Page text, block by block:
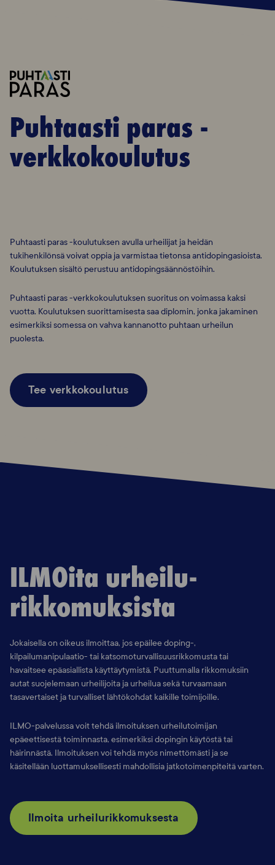
Puhtaasti paras -
verkkokoulutus
Puhtaasti paras -koulutuksen avulla urheilijat ja heidän
tukihenkilönsä voivat oppia ja varmistaa tietonsa antidopingasioista.
Koulutuksen sisältö perustuu antidopingsäännöstöihin.
Puhtaasti paras -verkkokoulutuksen suoritus on voimassa kaksi
vuotta. Koulutuksen suorittamisesta saa diplomin, jonka jakaminen
esimerkiksi somessa on vahva kannanotto puhtaan urheilun
puolesta.
Tee verkkokoulutus
ILMOita urheilu-
rikkomuksista
Jokaisella on oikeus ilmoittaa, jos epäilee doping-,
kilpailumanipulaatio- tai katsomoturvallisuusrikkomusta tai
havaitsee epäasiallista käyttäytymistä. Puuttumalla rikkomuksiin
autat suojelemaan urheilijoita ja urheilua sekä turvaamaan
tasavertaiset ja turvalliset lähtökohdat kaikille toimijoille.
ILMO-palvelussa voit tehdä ilmoituksen urheilutoimijan
epäeettisestä toiminnasta, esimerkiksi dopingin käytöstä tai
häirinnästä. Ilmoituksen voi tehdä myös nimettömästi ja se
käsitellään luottamuksellisesti mahdollisia jatkotoimenpiteitä varten.
Ilmoita urheilurikkomuksesta